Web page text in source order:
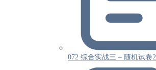
072 综合实战三 – 随机试卷2